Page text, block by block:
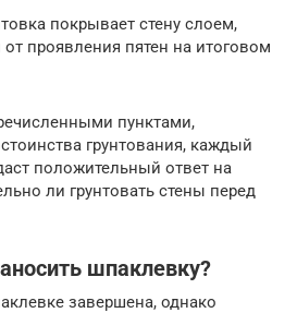
покрывает стену слоем,
проявления пятен на итоговом
пунктами,
грунтования, каждый
положительный ответ на
ли грунтовать стены перед
шпаклевку?
завершена, однако